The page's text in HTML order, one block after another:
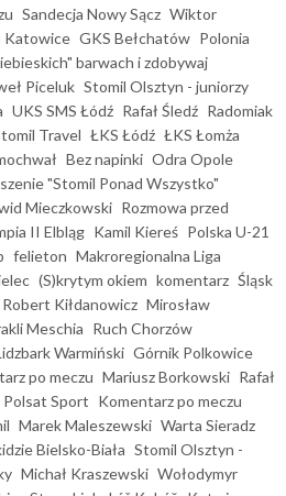
Sandecja Nowy Sącz Wiktor
Katowice GKS Bełchatów Polonia
barwach i zdobywaj
Piceluk Stomil Olsztyn - juniorzy
UKS SMS Łódź Rafał Śledź Radomiak
Travel ŁKS Łódź ŁKS Łomża
Bez napinki Odra Opole
"Stomil Ponad Wszystko"
Mieczkowski Rozmowa przed
II Elbląg Kamil Kiereś Polska U-21
felieton Makroregionalna Liga
(S)krytym okiem komentarz Śląsk
Robert Kiłdanowicz Mirosław
Meschia Ruch Chorzów
Warmiński Górnik Polkowice
po meczu Mariusz Borkowski Rafał
Polsat Sport Komentarz po meczu
Marek Maleszewski Warta Sieradz
Bielsko-Biała Stomil Olsztyn -
Michał Kraszewski Wołodymyr